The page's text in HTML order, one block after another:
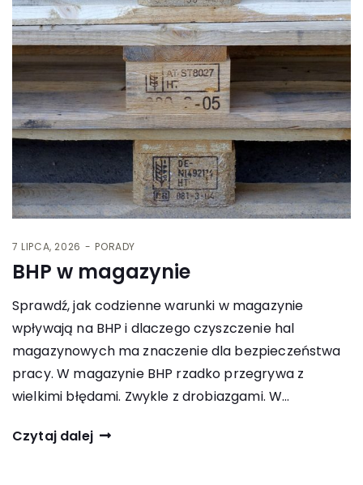
7 LIPCA, 2026 PORADY
BHP w magazynie
Sprawdź, jak codzienne warunki w magazynie
wpływają na BHP i dlaczego czyszczenie hal
magazynowych ma znaczenie dla bezpieczeństwa
pracy. W magazynie BHP rzadko przegrywa z
wielkimi błędami. Zwykle z drobiazgami. W…
Czytaj dalej